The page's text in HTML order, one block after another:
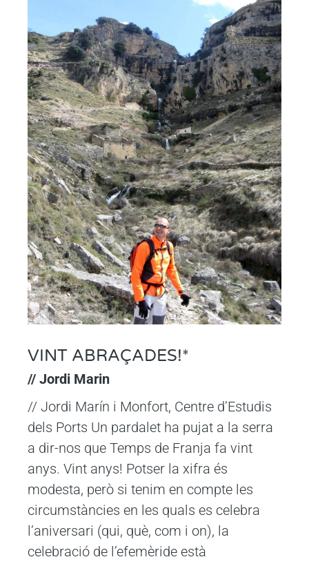
VINT ABRAÇADES!*
// Jordi Marin
// Jordi Marín i Monfort, Centre d’Estudis
dels Ports Un pardalet ha pujat a la serra
a dir-nos que Temps de Franja fa vint
anys. Vint anys! Potser la xifra és
modesta, però si tenim en compte les
circumstàncies en les quals es celebra
l’aniversari (qui, què, com i on), la
celebració de l’efemèride està